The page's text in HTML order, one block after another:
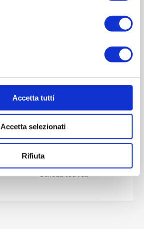
Accetta tutti
Accetta selezionati
Rifiuta
OVERVIEW
REVIEWS
CONTACT US
Scheda tecnica